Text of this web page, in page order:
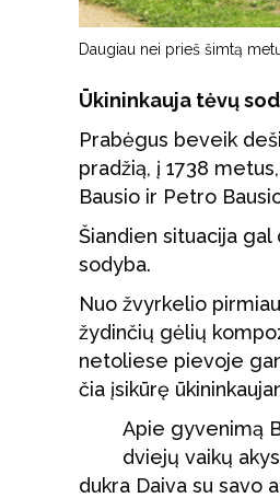
Daugiau nei prieš šimtą
Ūkininkauja tėvų
Prabėgus beveik
pradžią, į 1738
Bausio ir Petro
Šiandien situacija
sodyba.
Nuo žvyrkelio
žydinčių gėlių
netoliese pievoje
čia įsikūrę
Apie gyvenimą
dviejų vaikų
dukra Daiva su savo